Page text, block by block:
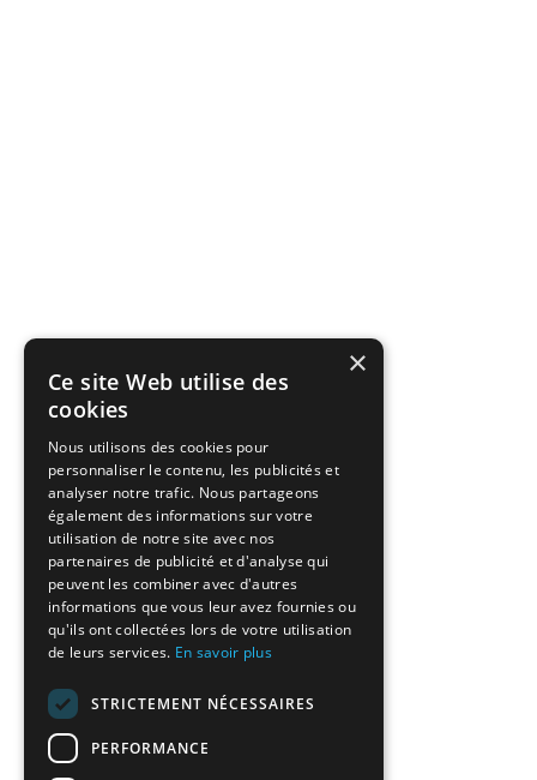
×
Ce site Web utilise des
cookies
Nous utilisons des cookies pour
personnaliser le contenu, les publicités et
analyser notre trafic. Nous partageons
également des informations sur votre
utilisation de notre site avec nos
partenaires de publicité et d'analyse qui
peuvent les combiner avec d'autres
informations que vous leur avez fournies ou
qu'ils ont collectées lors de votre utilisation
de leurs services. En savoir plus
STRICTEMENT NÉCESSAIRES
PERFORMANCE